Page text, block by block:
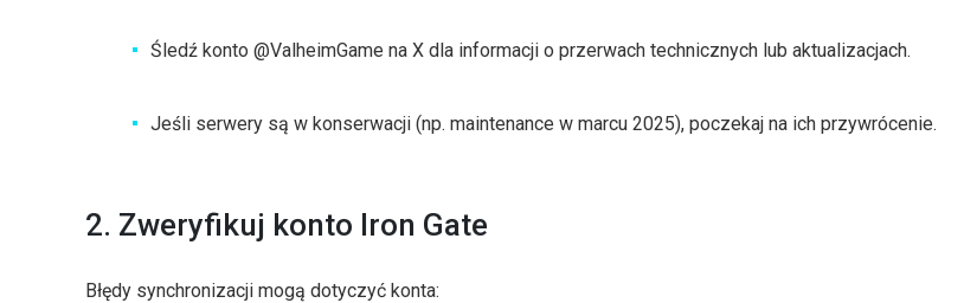
Śledź konto @ValheimGame na X dla informacji o przerwach technicznych lub aktualizacjach.
Jeśli serwery są w konserwacji (np. maintenance w marcu 2025), poczekaj na ich przywrócenie.
2. Zweryfikuj konto Iron Gate
Błędy synchronizacji mogą dotyczyć konta: